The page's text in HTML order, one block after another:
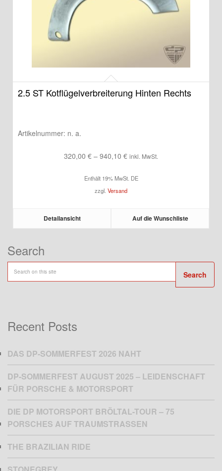
2.5 ST Kotflügelverbreiterung Hinten Rechts
Artikelnummer: n. a.
320,00 € – 940,10 €Preisspanne:
bis
940,10 €
inkl. MwSt.
Enthält 19% MwSt. DE
zzgl. Versand
Detailansicht Auf die Wunschliste
Search
Search
Recent Posts
DAS DP-SOMMERFEST 2026 NAHT
DP-SOMMERFEST AUGUST 2025 – LEIDENSCHAFT
FÜR PORSCHE & MOTORSPORT
DIE DP MOTORSPORT BRÖLTAL-TOUR – 75
PORSCHES AUF TRAUMSTRASSEN
THE BRAZILIAN RIDE